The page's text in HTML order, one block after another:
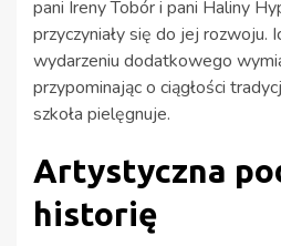
pani Ireny Tobór i pani Haliny
przyczyniały się do jej rozwoju.
wydarzeniu dodatkowego
przypominając o ciągłości
szkoła pielęgnuje.
Artystyczna
historię